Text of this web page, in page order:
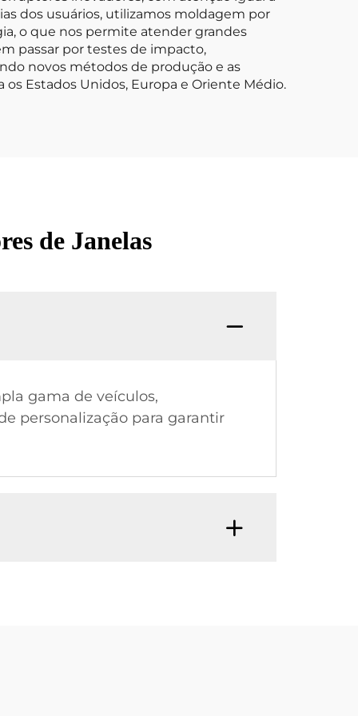
dos usuários, utilizamos moldagem por
o que nos permite atender grandes
passar por testes de impacto,
novos métodos de produção e as
Estados Unidos, Europa e Oriente Médio.
de Janelas
gama de veículos,
personalização para garantir